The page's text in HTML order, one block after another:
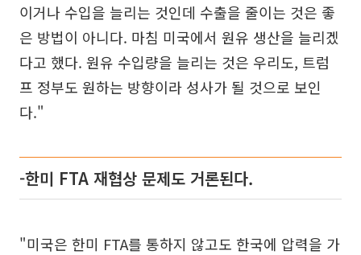
이거나 수입을 늘리는 것인데 수출을 줄이는 것은 좋
은 방법이 아니다. 마침 미국에서 원유 생산을 늘리겠
다고 했다. 원유 수입량을 늘리는 것은 우리도, 트럼
프 정부도 원하는 방향이라 성사가 될 것으로 보인
다."
-한미 FTA 재협상 문제도 거론된다.
"미국은 한미 FTA를 통하지 않고도 한국에 압력을 가